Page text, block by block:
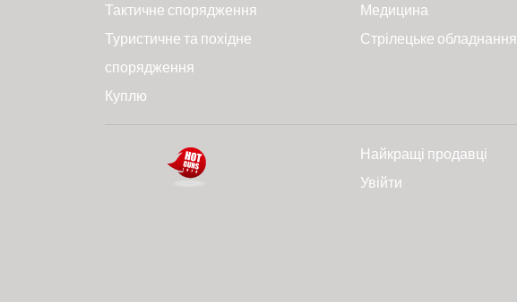
Тактичне спорядження
Медицина
Туристичне та похідне
спорядження
Стрілецьке обладнання
Куплю
Найкращі продавці
Увійти